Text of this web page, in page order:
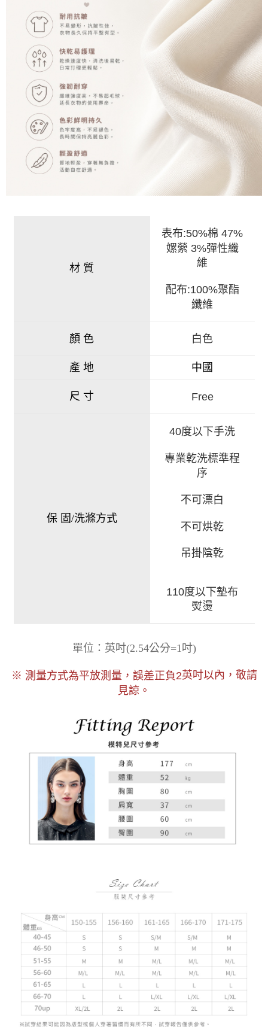
材 質
表布:50%棉 47%
嫘縈 3%彈性纖
維
配布:100%聚酯
纖維
顏 色 白色
產 地 中國
尺 寸 Free
保 固/洗滌方式
40度以下手洗
專業乾洗標準程
序
不可漂白
不可烘乾
吊掛陰乾
110度以下墊布
熨燙
單位：英吋(2.54公分=1吋)
※ 測量方式為平放測量，誤差正負2英吋以內，敬請
見諒。